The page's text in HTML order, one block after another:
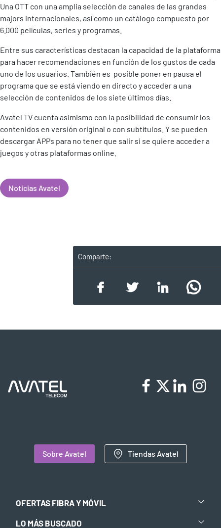
Una OTT con una amplia selección de canales de las grandes
majors internacionales, así como un catálogo compuesto por
6.000 películas, series y programas.
Entre sus características destacan la capacidad de la plataforma
para hacer recomendaciones en función de los gustos de cada
uno de los usuarios. También es posible poner en pausa el
programa que se está viendo en directo y acceder a una
selección de contenidos de los siete últimos días.
Avatel TV cuenta asimismo con la posibilidad de consumir los
contenidos en versión original o con subtítulos. Y se pueden
descargar APPs para no tener que salir si se quiere acceder a
juegos y otras plataformas online.
Noticias Avatel
Comparte:
Sobre Avatel Tiendas Avatel
OFERTAS FIBRA Y MÓVIL
LO MÁS BUSCADO